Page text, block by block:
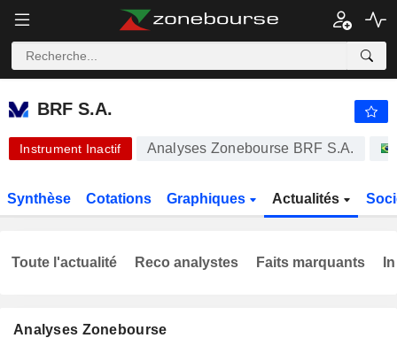
BRF S.A.
BRF S.A.
Instrument Inactif Analyses Zonebourse BRF S.A.
Synthèse Cotations Graphiques Actualités
Analyses Zonebourse
Toute l'actualité Reco analystes Faits marquants